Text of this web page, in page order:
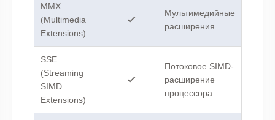
MMX
(Multimedia
Extensions)
Мультимедийные
расширения.
SSE
(Streaming
SIMD
Extensions)
Потоковое SIMD-
расширение
процессора.